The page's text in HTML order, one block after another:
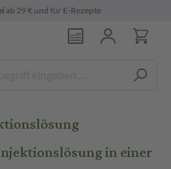
ab 29 € und für E-Rezepte
in einer